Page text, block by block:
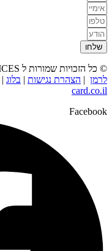
שלחו
© כל הזכויות שמורות ל ONETECH SERVICES |
לרמן | הצהרת נגישות | בלוג |
card.co.il
Facebook